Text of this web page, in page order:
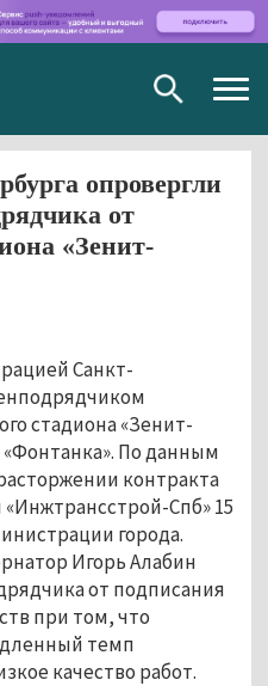
опровергли
от
«Зенит-
Санкт-
стадиона «Зенит-
По данным
контракта
Спб» 15
города.
Игорь Алабин
от подписания
при том, что
темп
качество работ.